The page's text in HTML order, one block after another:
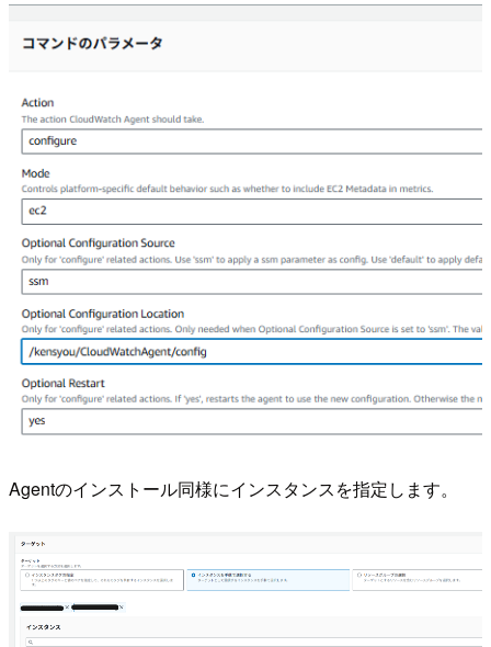
Agentのインストール同様にインスタンスを指定します。